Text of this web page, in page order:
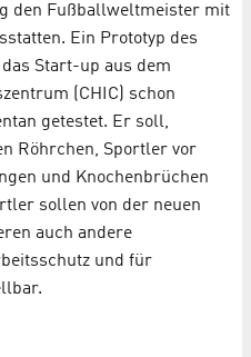
den Fußballweltmeister mit
Ein Prototyp des
Start-up aus dem
(CHIC) schon
getestet. Er soll,
Röhrchen, Sportler vor
und Knochenbrüchen
sollen von der neuen
auch andere
und für